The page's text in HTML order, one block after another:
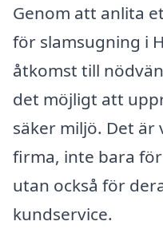
Genom att anlita
för slamsugning i
åtkomst till
det möjligt att
säker miljö. Det
firma, inte bara
utan också för
kundservice.